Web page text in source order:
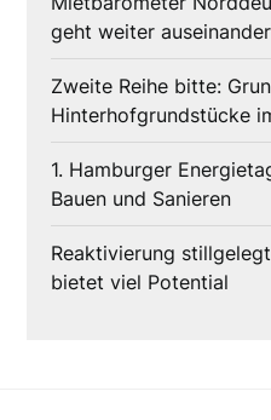
geht weiter auseinander
Zweite Reihe bitte:
Hinterhofgrundstücke
1. Hamburger
Bauen und Sanieren
Reaktivierung
bietet viel Potential